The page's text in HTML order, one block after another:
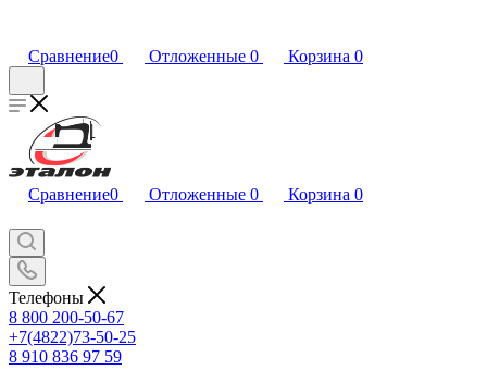
Сравнение0 Отложенные 0 Корзина 0
Сравнение0 Отложенные 0 Корзина 0
Телефоны
8 800 200-50-67
+7(4822)73-50-25
8 910 836 97 59